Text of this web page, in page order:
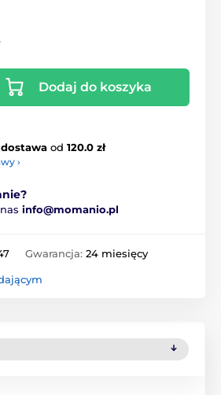
Dodaj do koszyka
od 120.0 zł
›
info@momanio.pl
Gwarancja: 24 miesięcy